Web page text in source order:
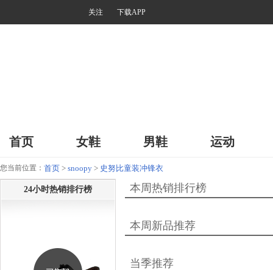
关注 下载APP
首页 女鞋 男鞋 运动
您当前位置： 首页 > snoopy > 史努比童装冲锋衣
24小时热销排行榜 本周热销排行榜
本周新品推荐
当季推荐